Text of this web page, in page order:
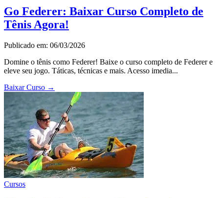
Go Federer: Baixar Curso Completo de
Tênis Agora!
Publicado em: 06/03/2026
Domine o tênis como Federer! Baixe o curso completo de Federer e
eleve seu jogo. Táticas, técnicas e mais. Acesso imedia...
Baixar Curso →
Cursos